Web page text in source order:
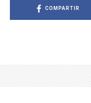
COMPARTIR